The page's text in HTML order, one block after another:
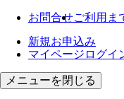
お問合せご利用ま
新規お申込み
マイページログイ
メニューを閉じる